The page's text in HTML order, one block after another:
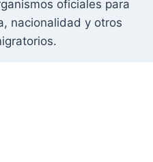
oficiales para
nacionalidad y otros